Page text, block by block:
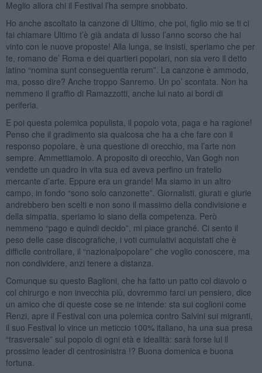
Meglio allora chi il Festival l’ha sempre snobbato.
Ho anche ascoltato la canzone di Ultimo, che poi, figlio mio se ti ci
fai chiamare Ultimo t’è già andata di lusso l’anno scorso che hai
vinto con le nuove proposte! Alla lunga, se insisti, speriamo che per
te, romano de’ Roma e dei quartieri popolari, non sia vero il detto
latino “nomina sunt conseguentia rerum”. La canzone è ammodo,
ma, posso dire? Anche troppo Sanremo. Un po’ scontata. Non ha
nemmeno il graffio di Ramazzotti, anche lui nato ai bordi di
periferia.
E poi questa polemica populista, il popolo vota, paga e ha ragione!
Penso che il gradimento sia qualcosa che ha a che fare con il
responso popolare, è una questione di orecchio, ma l’arte non
sempre. Ammettiamolo. A proposito di orecchio, Van Gogh non
vendette un quadro in vita sua ed aveva perfino un fratello
mercante d’arte. Eppure era un grande! Ma siamo in un altro
campo, in fondo “sono solo canzonette”. Giornalisti, giurati e giurie
andrebbero ben scelti e non sono il massimo della condivisione e
della simpatia, speriamo lo siano della competenza. Però
nemmeno “pago e quindi decido”, mi piace granché. Ci sento il
peso delle case discografiche, i voti cumulativi acquistati che è
difficile controllare, il “nazionalpopolare” che voglio conoscere, ma
non condividere, anzi tenere a distanza.
Comunque su questo Baglioni, che ha fatto un patto col diavolo o
col chirurgo e non invecchia più, dovremmo farci un pensiero, dice
un amico che di queste cose se ne intende: sta sui coglioni come
Renzi, apre il Festival con una polemica contro Salvini sui migranti,
il suo Festival lo vince un meticcio 100% italiano, ha una sua presa
“trasversale” sul popolo di ogni età e idealità: sarà forse lui il
prossimo leader di centrosinistra !? Buona domenica e buona
fortuna.